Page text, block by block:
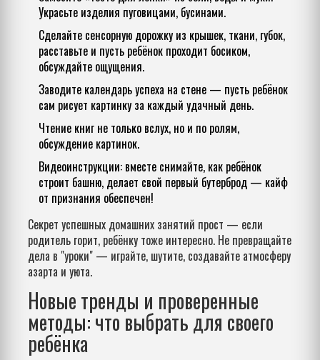
Украсьте изделия пуговицами, бусинами.
Сделайте сенсорную дорожку из крышек, ткани, губок,
расставьте и пусть ребёнок проходит босиком,
обсуждайте ощущения.
Заводите календарь успеха на стене — пусть ребёнок
сам рисует картинку за каждый удачный день.
Чтение книг не только вслух, но и по ролям,
обсуждение картинок.
Видеоинструкции: вместе снимайте, как ребёнок
строит башню, делает свой первый бутерброд — кайф
от признания обеспечен!
Секрет успешных домашних занятий прост — если
родитель горит, ребёнку тоже интересно. Не превращайте
дела в "уроки" — играйте, шутите, создавайте атмосферу
азарта и уюта.
Новые тренды и проверенные
методы: что выбрать для своего
ребёнка